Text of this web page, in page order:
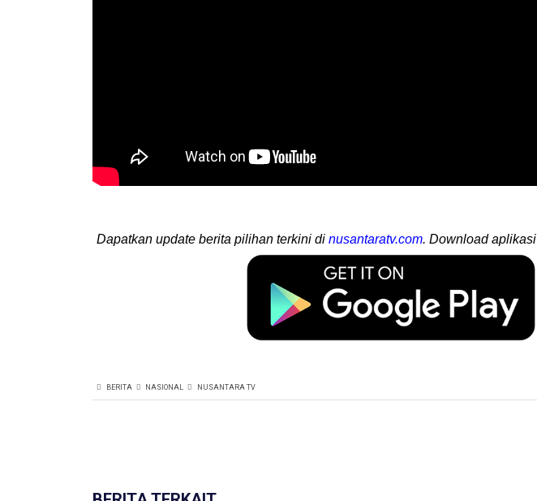
Dapatkan update berita pilihan terkini di nusantaratv.com. Download aplikasi
BERITA NASIONAL NUSANTARA TV